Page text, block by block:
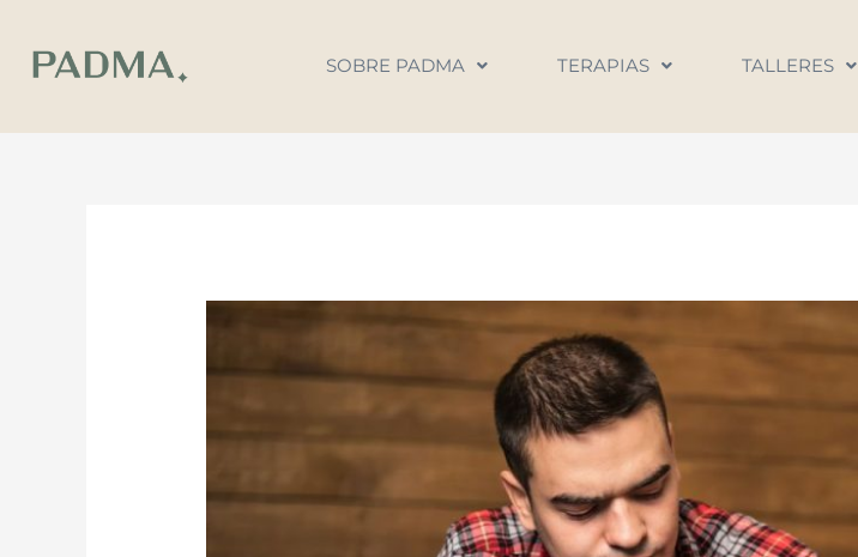
contenido
SOBRE PADMA TERAPIAS TALLERES